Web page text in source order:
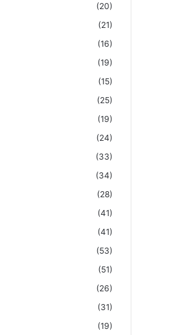
(20)
(21)
(16)
(19)
(15)
(25)
(19)
(24)
(33)
(34)
(28)
(41)
(41)
(53)
(51)
(26)
(31)
(19)